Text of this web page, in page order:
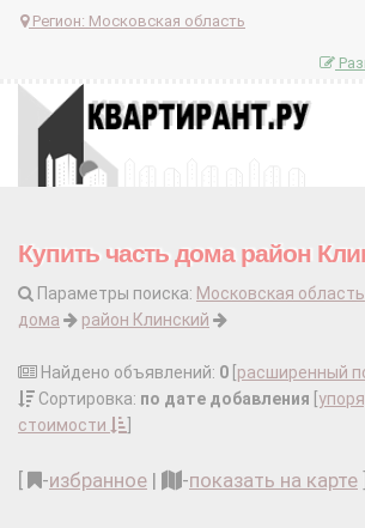
Регион: Московская область
Купить часть дома район
Параметры поиска: Московская область
дома
район Клинский
Найдено объявлений: 0 расширенный
Сортировка: по дате добавления
стоимости
-избранное | -показать на карте